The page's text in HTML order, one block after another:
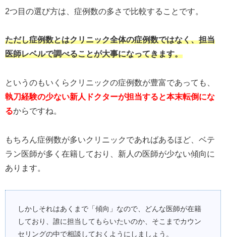
2つ目の選び方は、症例数の多さで比較することです。
ただし症例数とはクリニック全体の症例数ではなく、担当
医師レベルで調べることが大事になってきます。
というのもいくらクリニックの症例数が豊富であっても、
執刀経験の少ない新人ドクターが担当すると本末転倒にな
るからですね。
もちろん症例数が多いクリニックであればあるほど、ベテ
ラン医師が多く在籍しており、新人の医師が少ない傾向に
あります。
しかしそれはあくまで「傾向」なので、どんな医師が在籍
しており、誰に担当してもらいたいのか、そこまでカウン
セリングの中で相談しておくようにしましょう。